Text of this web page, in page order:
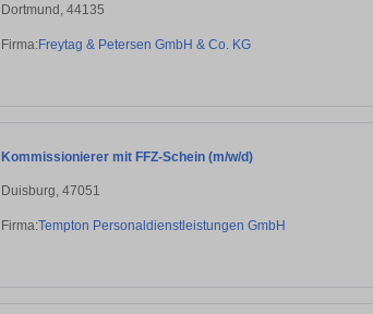
Dortmund, 44135
Firma:Freytag & Petersen GmbH & Co. KG
Kommissionierer mit FFZ-Schein (m/w/d)
Duisburg, 47051
Firma:Tempton Personaldienstleistungen GmbH